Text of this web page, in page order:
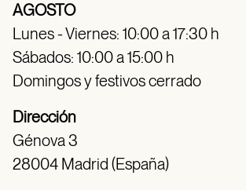
AGOSTO
Lunes - Viernes: 10:00 a 17:30 h
Sábados: 10:00 a 15:00 h
Domingos y festivos cerrado
Dirección
Génova 3
28004 Madrid (España)